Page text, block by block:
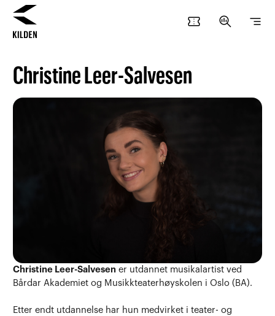
innhold
navigasjon
confirmation_number search_insights segment
Christine Leer-Salvesen
Christine Leer-Salvesen er utdannet musikalartist ved
Bårdar Akademiet og Musikkteaterhøyskolen i Oslo (BA).
Etter endt utdannelse har hun medvirket i teater- og